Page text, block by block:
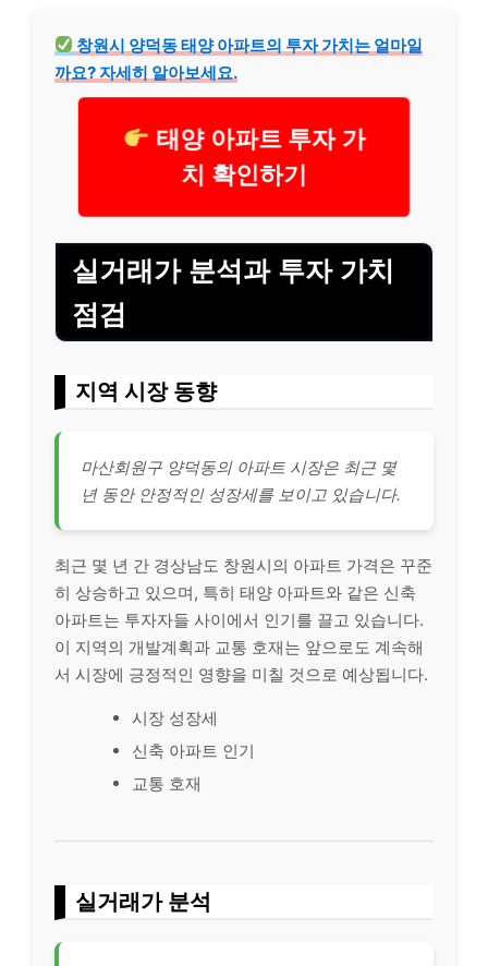
창원시 양덕동 태양 아파트의 투자 가치는 얼마일
까요? 자세히 알아보세요.
태양 아파트 투자 가
치 확인하기
실거래가 분석과 투자 가치
점검
지역 시장 동향
마산회원구 양덕동의 아파트 시장은 최근 몇
년 동안 안정적인 성장세를 보이고 있습니다.
최근 몇 년 간 경상남도 창원시의 아파트 가격은 꾸준
히 상승하고 있으며, 특히 태양 아파트와 같은 신축
아파트는 투자자들 사이에서 인기를 끌고 있습니다.
이 지역의 개발계획과 교통 호재는 앞으로도 계속해
서 시장에 긍정적인 영향을 미칠 것으로 예상됩니다.
시장 성장세
신축 아파트 인기
교통 호재
실거래가 분석